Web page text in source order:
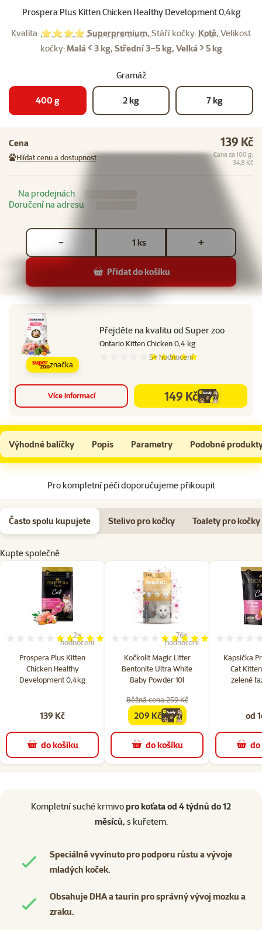
Prospera Plus Kitten Chicken Healthy Development 0,4kg
Kvalita: ⭐⭐⭐⭐ Superpremium, Stáří kočky: Kotě, Velikost
kočky:Malá < 3 kg, Střední 3–5 kg, Velká > 5 kg
Gramáž
400 g 2 kg 7 kg
Cena
Hlídat cenu a dostupnost
139 Kč
Cena za 100 g:
34,8 Kč
Na prodejnách
Doručení na adresu
ks
− +
Přidat do košíku
Přejděte na kvalitu od Super zoo
Ontario Kitten Chicken 0,4 kg
značka Hodnocení 100%, počet hodnocení: 5
5× hodnocení
Více informací family cena
149 Kč
Prospera Plus Kitten Chicken Healthy Development 0,4kg
Do košíku
Výhodné balíčky Popis Parametry Podobné
Na začátek stránky
Pro kompletní péči doporučujeme přikoupit
Často spolu kupujete Stelivo pro kočky Toalety pro kočky
Kupte společně
Prospera Plus Kitten
Chicken Healthy
Development 0,4kg
Hodnocení 100%, počet hodnocení: 2
2×
hodnocení
139 Kč
do košíku
Kočkolit Magic Litter
Bentonite Ultra White
Baby Powder 10l
Hodnocení 97%, počet
76×
hodnocení
Běžná cena 259 Kč
familycena
209 Kč
do košíku
Kapsička
Cat
zelené
od
Kompletní suché krmivopro koťata od 4 týdnů do 12
měsíců, s kuřetem.
Speciálně vyvinuto pro podporu růstu a vývoje
mladých koček.
Obsahuje DHA a taurin pro správný vývoj mozku a
zraku.